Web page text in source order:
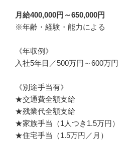
月給400,000円～650,000円
※年齢・経験・能力による
《年収例》
入社5年目／500万円～600万円
《別途手当有》
★交通費全額支給
★残業代全額支給
★家族手当（1人つき1.5万円）
★住宅手当（1.5万円／月）